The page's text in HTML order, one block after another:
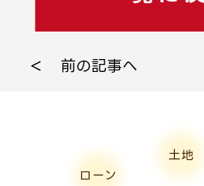
前の記事へ
土地
ローン